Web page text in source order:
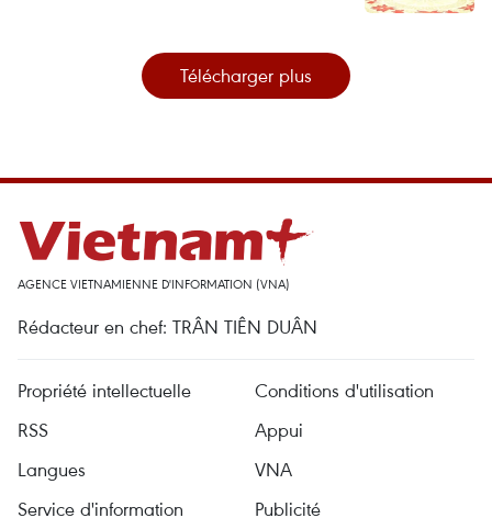
Télécharger plus
AGENCE VIETNAMIENNE D'INFORMATION (VNA)
Rédacteur en chef: TRÂN TIÊN DUÂN
Propriété intellectuelle
Conditions d'utilisation
RSS
Appui
Langues
VNA
Service d'information
Publicité